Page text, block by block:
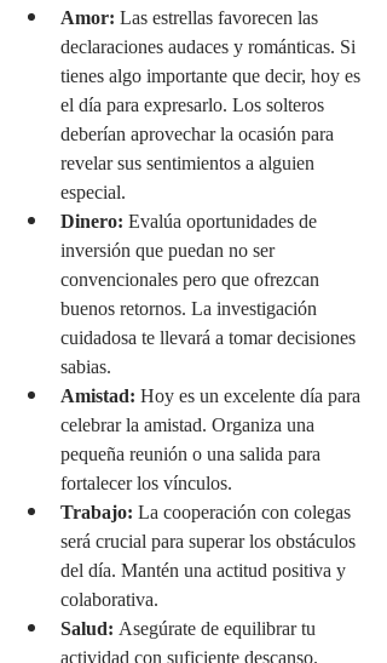
Amor: Las estrellas favorecen las
declaraciones audaces y románticas. Si
tienes algo importante que decir, hoy es
el día para expresarlo. Los solteros
deberían aprovechar la ocasión para
revelar sus sentimientos a alguien
especial.
Dinero: Evalúa oportunidades de
inversión que puedan no ser
convencionales pero que ofrezcan
buenos retornos. La investigación
cuidadosa te llevará a tomar decisiones
sabias.
Amistad: Hoy es un excelente día para
celebrar la amistad. Organiza una
pequeña reunión o una salida para
fortalecer los vínculos.
Trabajo: La cooperación con colegas
será crucial para superar los obstáculos
del día. Mantén una actitud positiva y
colaborativa.
Salud: Asegúrate de equilibrar tu